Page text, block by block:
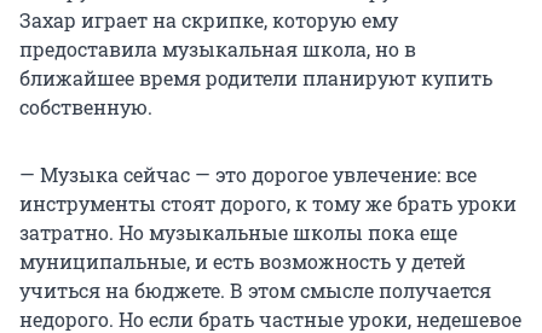
Захар играет на скрипке, которую ему
предоставила музыкальная школа, но в
ближайшее время родители планируют купить
собственную.
— Музыка сейчас — это дорогое увлечение: все
инструменты стоят дорого, к тому же брать уроки
затратно. Но музыкальные школы пока еще
муниципальные, и есть возможность у детей
учиться на бюджете. В этом смысле получается
недорого. Но если брать частные уроки, недешевое